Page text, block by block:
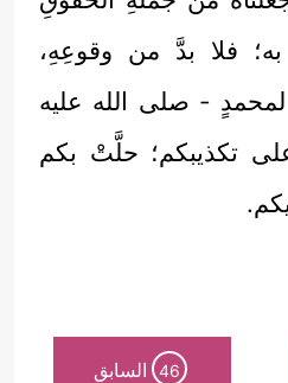
به؛ فلا بدَّ من وقوعِهِ،
لمحمدٍ - صلى الله عليه
تكذيبكم؛ حلَّتْ بكم
46 السابق